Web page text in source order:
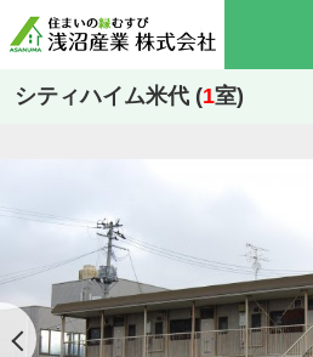
シティハイム米代 (1室)